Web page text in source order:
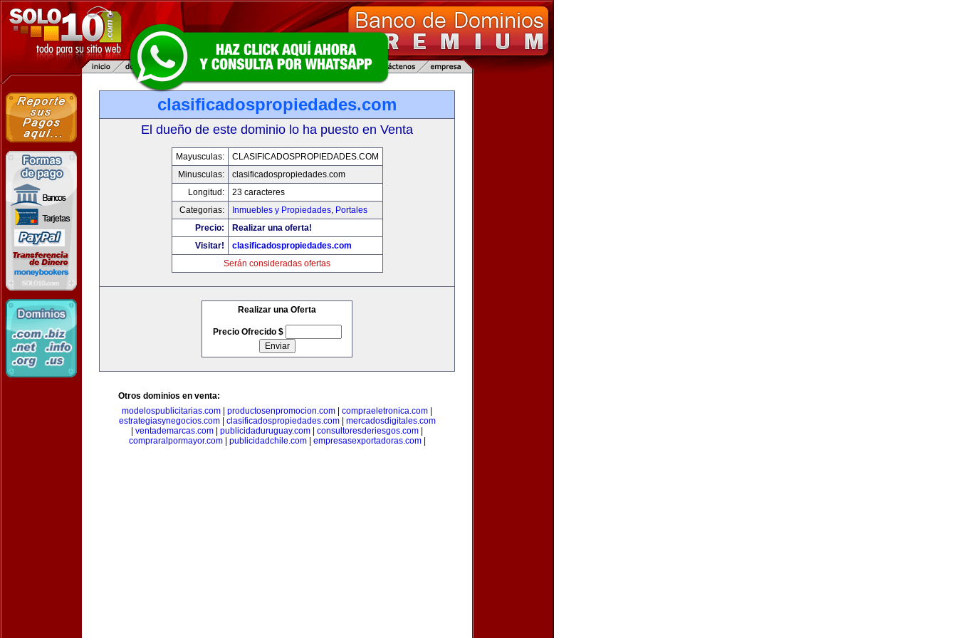
clasificadospropiedades.com
El dueño de este dominio lo ha puesto en Venta
Mayusculas:
CLASIFICADOSPROPIEDADES.COM
Minusculas:
clasificadospropiedades.com
Longitud:
23 caracteres
Categorias:
Inmuebles y Propiedades, Portales
Precio:
Realizar una oferta!
Visitar!
clasificadospropiedades.com
Serán consideradas ofertas
Realizar una Oferta
Precio Ofrecido $
Otros dominios en venta:
modelospublicitarias.com
productosenpromocion.com compraeletronica.com
estrategiasynegocios.com| clasificadospropiedades.com| mercadosdigitales.com
ventademarcas.com publicidaduruguay.com consultoresderiesgos.com
compraralpormayor.com| publicidadchile.com| empresasexportadoras.com|